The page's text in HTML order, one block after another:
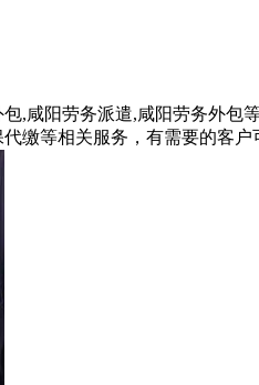
,咸阳劳务派遣,咸阳劳务外
缴等相关服务，有需要的客户